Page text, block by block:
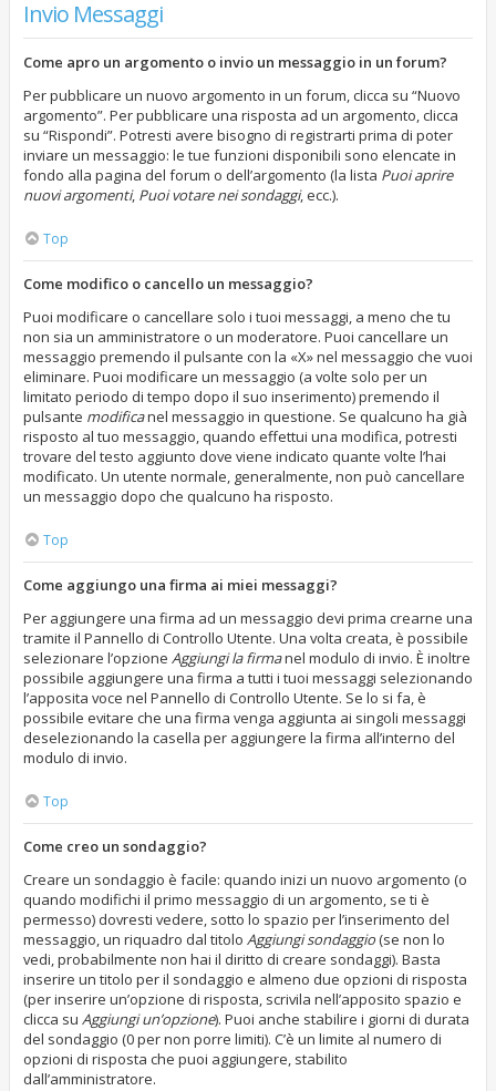
Invio Messaggi
Come apro un argomento o invio un messaggio in un forum?
Per pubblicare un nuovo argomento in un forum, clicca su “Nuovo
argomento”. Per pubblicare una risposta ad un argomento, clicca
su “Rispondi”. Potresti avere bisogno di registrarti prima di poter
inviare un messaggio: le tue funzioni disponibili sono elencate in
fondo alla pagina del forum o dell’argomento (la lista Puoi aprire
nuovi argomenti, Puoi votare nei sondaggi, ecc.).
Top
Come modifico o cancello un messaggio?
Puoi modificare o cancellare solo i tuoi messaggi, a meno che tu
non sia un amministratore o un moderatore. Puoi cancellare un
messaggio premendo il pulsante con la «X» nel messaggio che vuoi
eliminare. Puoi modificare un messaggio (a volte solo per un
limitato periodo di tempo dopo il suo inserimento) premendo il
pulsante modificanel messaggio in questione. Se qualcuno ha già
risposto al tuo messaggio, quando effettui una modifica, potresti
trovare del testo aggiunto dove viene indicato quante volte l’hai
modificato. Un utente normale, generalmente, non può cancellare
un messaggio dopo che qualcuno ha risposto.
Top
Come aggiungo una firma ai miei messaggi?
Per aggiungere una firma ad un messaggio devi prima crearne una
tramite il Pannello di Controllo Utente. Una volta creata, è possibile
selezionare l’opzione Aggiungi la firmanel modulo di invio. È inoltre
possibile aggiungere una firma a tutti i tuoi messaggi selezionando
l’apposita voce nel Pannello di Controllo Utente. Se lo si fa, è
possibile evitare che una firma venga aggiunta ai singoli messaggi
deselezionando la casella per aggiungere la firma all’interno del
modulo di invio.
Top
Come creo un sondaggio?
Creare un sondaggio è facile: quando inizi un nuovo argomento (o
quando modifichi il primo messaggio di un argomento, se ti è
permesso) dovresti vedere, sotto lo spazio per l’inserimento del
messaggio, un riquadro dal titolo Aggiungi sondaggio(se non lo
vedi, probabilmente non hai il diritto di creare sondaggi). Basta
inserire un titolo per il sondaggio e almeno due opzioni di risposta
(per inserire un’opzione di risposta, scrivila nell’apposito spazio e
clicca su Aggiungi un’opzione). Puoi anche stabilire i giorni di durata
del sondaggio (0 per non porre limiti). C’è un limite al numero di
opzioni di risposta che puoi aggiungere, stabilito
dall’amministratore.